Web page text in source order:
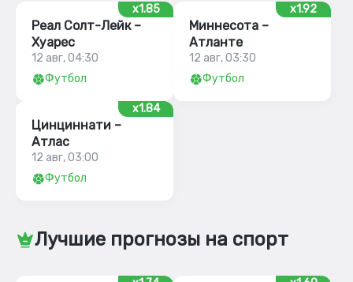
x1.85
Реал Солт-Лейк –
Хуарес
12 авг, 04:30
Футбол
x1.92
Миннесота –
Атланте
12 авг, 03:30
Футбол
x1.84
Цинциннати –
Атлас
12 авг, 03:00
Футбол
Лучшие прогнозы на спорт